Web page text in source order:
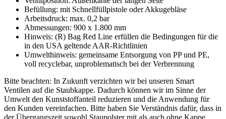
Befüllung: mit Schnellfüllpistole oder Akkugebläse
Arbeitsdruck: max. 0,2 bar
Abmessungen: 900 x 1.800 mm
Hinweis: (R) Bag Red Line erfüllen die Bedingungen für die
in den USA geltende AAR-Richtlinien
Umwelthinweis: gemeinsame Entsorgung von PP und PE,
voll recyclebar, unproblematisch bei der Verbrennung
Bitte beachten: In Zukunft verzichten wir bei unseren Smart
Ventilen auf die Staubkappe. Dadurch können wir im Sinne der
Umwelt den Kunststoffanteil reduzieren und die Anwendung für
den Kunden vereinfachen. Bitte haben Sie Verständnis dafür, dass in